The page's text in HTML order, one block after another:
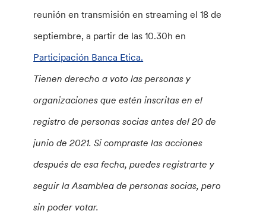
reunión en transmisión en streaming el 18 de
septiembre, a partir de las 10.30h en
Participación Banca Etica.
Tienen derecho a voto las personas y
organizaciones que estén inscritas en el
registro de personas socias antes del 20 de
junio de 2021. Si compraste las acciones
después de esa fecha, puedes registrarte y
seguir la Asamblea de personas socias, pero
sin poder votar.